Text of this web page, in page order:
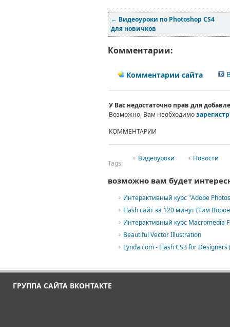
← Видеоуроки по Photoshop CS4
для новичков
Комментарии:
Комментарии сайта
У Вас недостаточно прав для
Возможно, Вам необходимо
КОММЕНТАРИИ
Tags:
Видеоуроки Новости
возможно вам будет
Интерактивный курс "Adobe
Flash сайт за 120 минут (Тим
Интерактивный курс Macromedia
Beautiful Vector Illustration
Lynda.com - Flash CS3 for Designers
ГРУППА САЙТА ВКОНТАКТЕ